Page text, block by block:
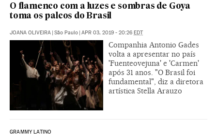
O flamenco com a luzes e sombras de Goya
toma os palcos do Brasil
JOANA OLIVEIRA São Paulo APR 03, 2019 - 20:26 EDT
Companhia Antonio Gades
volta a apresentar no país
'Fuenteovejuna' e 'Carmen'
após 31 anos. "O Brasil foi
fundamental", diz a diretora
artística Stella Arauzo
GRAMMY LATINO